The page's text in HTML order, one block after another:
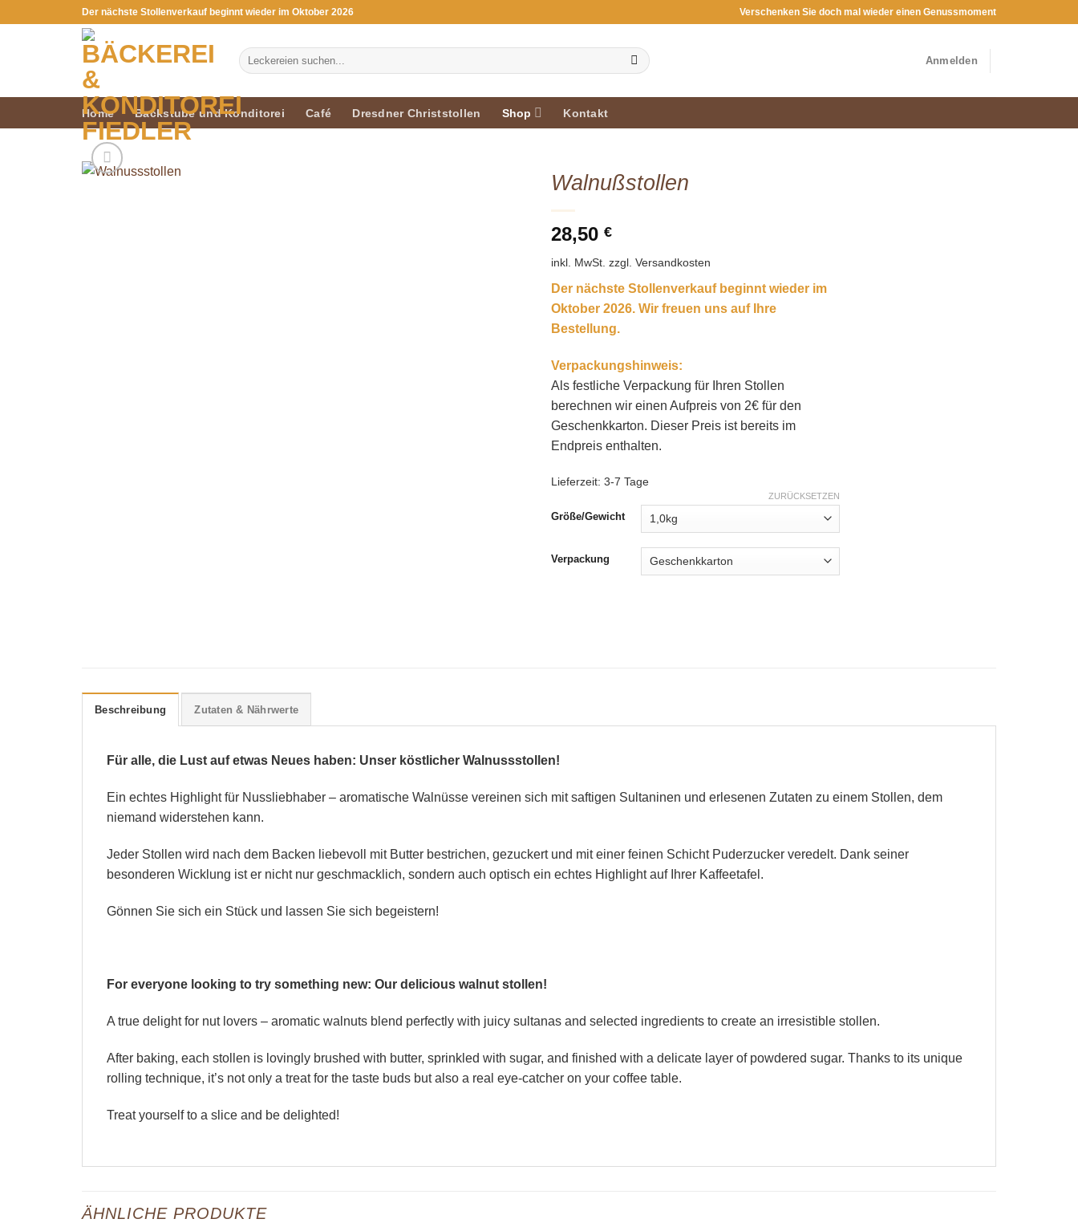
Der nächste Stollenverkauf beginnt wieder im Oktober 2026 Verschenken Sie doch mal wieder einen Genussmoment
Suchen
nach:
Anmelden
Home Backstube und Konditorei Café Dresdner Christstollen Shop Kontakt
Walnußstollen
28,50 €
inkl. MwSt. zzgl. Versandkosten
Der nächste Stollenverkauf beginnt wieder im
Oktober 2026. Wir freuen uns auf Ihre
Bestellung.
Verpackungshinweis:
Als festliche Verpackung für Ihren Stollen
berechnen wir einen Aufpreis von 2€ für den
Geschenkkarton. Dieser Preis ist bereits im
Endpreis enthalten.
Lieferzeit: 3-7 Tage
Größe/Gewicht
Verpackung
ZURÜCKSETZEN
Beschreibung Zutaten & Nährwerte
Für alle, die Lust auf etwas Neues haben: Unser köstlicher Walnussstollen!
Ein echtes Highlight für Nussliebhaber – aromatische Walnüsse vereinen sich mit saftigen Sultaninen und erlesenen Zutaten zu einem Stollen, dem
niemand widerstehen kann.
Jeder Stollen wird nach dem Backen liebevoll mit Butter bestrichen, gezuckert und mit einer feinen Schicht Puderzucker veredelt. Dank seiner
besonderen Wicklung ist er nicht nur geschmacklich, sondern auch optisch ein echtes Highlight auf Ihrer Kaffeetafel.
Gönnen Sie sich ein Stück und lassen Sie sich begeistern!
For everyone looking to try something new: Our delicious walnut stollen!
A true delight for nut lovers – aromatic walnuts blend perfectly with juicy sultanas and selected ingredients to create an irresistible stollen.
After baking, each stollen is lovingly brushed with butter, sprinkled with sugar, and finished with a delicate layer of powdered sugar. Thanks to its unique
rolling technique, it’s not only a treat for the taste buds but also a real eye-catcher on your coffee table.
Treat yourself to a slice and be delighted!
ÄHNLICHE PRODUKTE